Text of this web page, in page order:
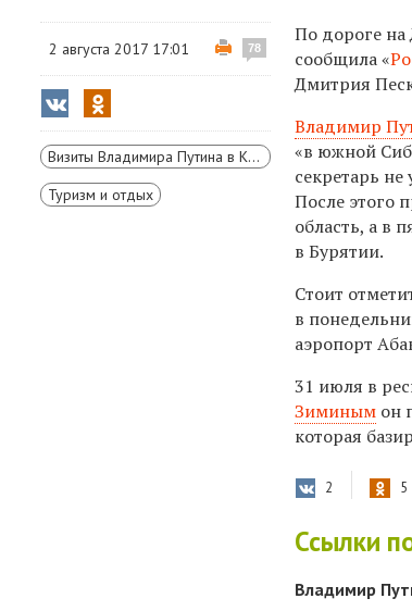
2 августа 2017 17:01 78
Визиты Владимира Путина в Красноярск
Туризм и отдых
По дороге на
сообщила «
Дмитрия
Владимир
«в южной
секретарь
После этого
область, а в
в Бурятии.
Стоит
в
аэропорт
31 июля в
Зиминым он
которая
2 5
Ссылки
Владимир